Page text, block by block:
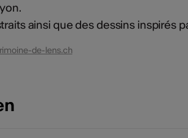
ainsi que des dessins inspirés
de-lens.ch